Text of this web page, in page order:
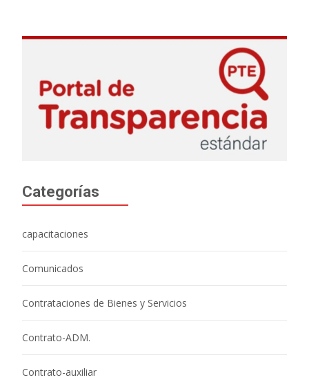
Categorías
capacitaciones
Comunicados
Contrataciones de Bienes y Servicios
Contrato-ADM.
Contrato-auxiliar